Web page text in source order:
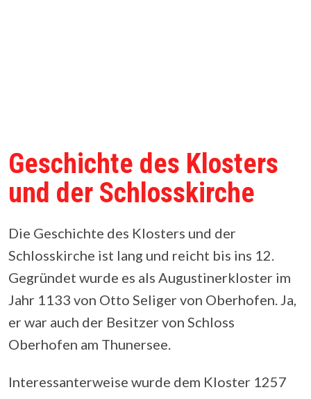
Geschichte des Klosters
und der Schlosskirche
Die Geschichte des Klosters und der
Schlosskirche ist lang und reicht bis ins 12.
Gegründet wurde es als Augustinerkloster im
Jahr 1133 von Otto Seliger von Oberhofen. Ja,
er war auch der Besitzer von Schloss
Oberhofen am Thunersee.
Interessanterweise wurde dem Kloster 1257